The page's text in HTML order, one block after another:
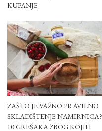
KUPANJE
ZAŠTO JE VAŽNO PRAVILNO
SKLADIŠTENJE NAMIRNICA?
10 GREŠAKA ZBOG KOJIH